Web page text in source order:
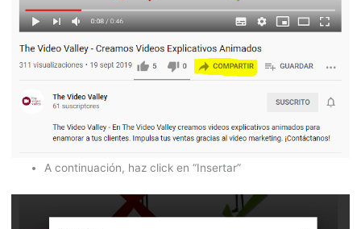
A continuación, haz click en “Insertar”